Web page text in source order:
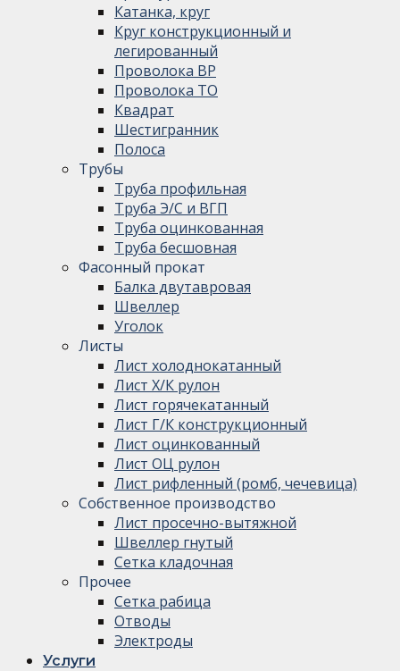
Катанка, круг
Круг конструкционный и
легированный
Проволока ВР
Проволока ТО
Квадрат
Шестигранник
Полоса
Трубы
Труба профильная
Труба Э/С и ВГП
Труба оцинкованная
Труба бесшовная
Фасонный прокат
Балка двутавровая
Швеллер
Уголок
Листы
Лист холоднокатанный
Лист Х/К рулон
Лист горячекатанный
Лист Г/К конструкционный
Лист оцинкованный
Лист ОЦ рулон
Лист рифленный (ромб, чечевица)
Собственное производство
Лист просечно-вытяжной
Швеллер гнутый
Сетка кладочная
Прочее
Сетка рабица
Отводы
Электроды
Услуги